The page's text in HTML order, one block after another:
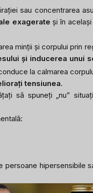
sau concentrarea
exagerate și în
minții și corpului prin
și inducerea unui
la calmarea
tensiunea.
să spuneți „nu”
hipersensibile